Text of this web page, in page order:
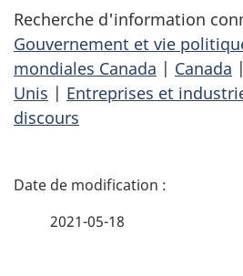
Recherche d'information
Gouvernement et vie
mondiales Canada | Canada |
Unis | Entreprises et
discours
D
2021-05-18